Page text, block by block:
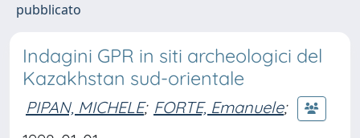
pubblicato
Indagini GPR in siti archeologici del
Kazakhstan sud-orientale
PIPAN, MICHELE; FORTE, Emanuele;